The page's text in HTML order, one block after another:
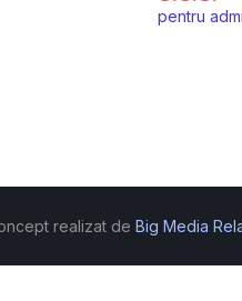
pentru
realizat de Big Media